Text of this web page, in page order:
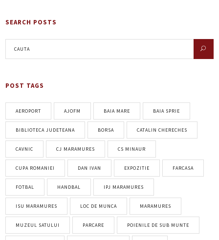
SEARCH POSTS
POST TAGS
AEROPORT AJOFM BAIA MARE BAIA SPRIE
BIBLIOTECA JUDETEANA BORSA CATALIN CHERECHES
CAVNIC CJ MARAMURES CS MINAUR
CUPA ROMANIEI DAN IVAN EXPOZITIE FARCASA
FOTBAL HANDBAL IPJ MARAMURES
ISU MARAMURES LOC DE MUNCA MARAMURES
MUZEUL SATULUI PARCARE POIENILE DE SUB MUNTE